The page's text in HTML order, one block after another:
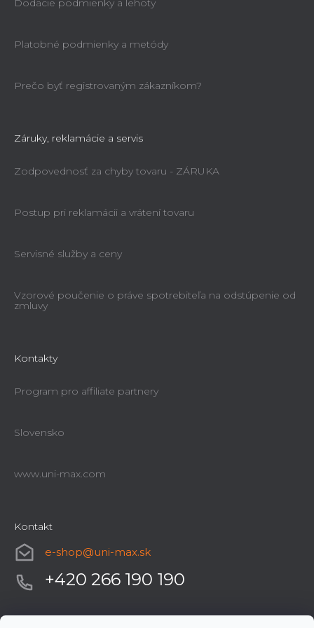
Dodacie podmienky a lehoty
Platobné podmienky a metódy
Prečo byť registrovaným zákazníkom?
Záruky, reklamácie a servis
Zodpovednosť za chyby tovaru - ZÁRUKA
Postup pri reklamácii a vrátení tovaru
Servisné služby a ceny
Vzorové poučenie o práve spotrebiteľa na odstúpenie od
zmluvy
Kontakty
Program pro affiliate partnery
Slovensko
www.uni-max.com
Kontakt
e-shop@uni-max.sk
+420 266 190 190